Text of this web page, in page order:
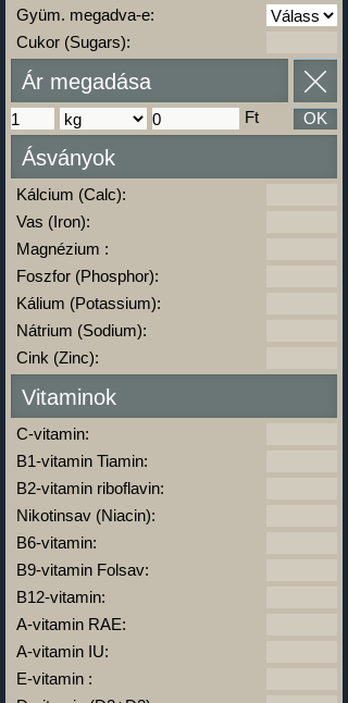
Gyüm. megadva-e:
Cukor (Sugars):
Ár megadása
Ft OK
Ásványok
Kálcium (Calc):
Vas (Iron):
Magnézium :
Foszfor (Phosphor):
Kálium (Potassium):
Nátrium (Sodium):
Cink (Zinc):
Vitaminok
C-vitamin:
B1-vitamin Tiamin:
B2-vitamin riboflavin:
Nikotinsav (Niacin):
B6-vitamin:
B9-vitamin Folsav:
B12-vitamin:
A-vitamin RAE:
A-vitamin IU:
E-vitamin :